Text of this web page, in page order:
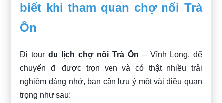
biết khi tham quan chợ nổi Trà
Ôn
Đi tourdu lịch chợ nổi Trà Ôn – Vĩnh Long, để
chuyến đi được trọn vẹn và có thật nhiều trải
nghiệm đáng nhớ, bạn cần lưu ý một vài điều quan
trọng như sau: